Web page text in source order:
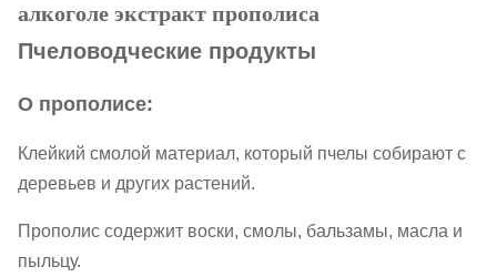
алкоголе экстракт прополиса
Пчеловодческие продукты
О прополисе:
Клейкий смолой материал, который пчелы собирают с
деревьев и других растений.
Прополис содержит воски, смолы, бальзамы, масла и
пыльцу.